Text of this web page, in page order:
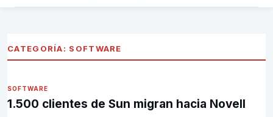
CATEGORÍA: SOFTWARE
SOFTWARE
1.500 clientes de Sun migran hacia Novell